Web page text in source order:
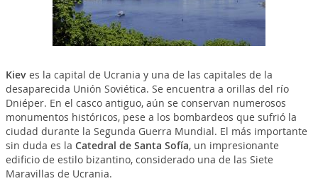
Kieves la capital de Ucrania y una de las capitales de la
desaparecida Unión Soviética. Se encuentra a orillas del río
Dniéper. En el casco antiguo, aún se conservan numerosos
monumentos históricos, pese a los bombardeos que sufrió la
ciudad durante la Segunda Guerra Mundial. El más importante
sin duda es la Catedral de Santa Sofía, un impresionante
edificio de estilo bizantino, considerado una de las Siete
Maravillas de Ucrania.